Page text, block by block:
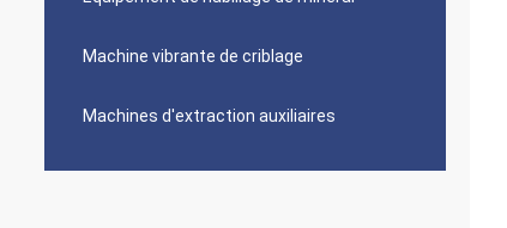
Machine vibrante de criblage
Machines d'extraction auxiliaires